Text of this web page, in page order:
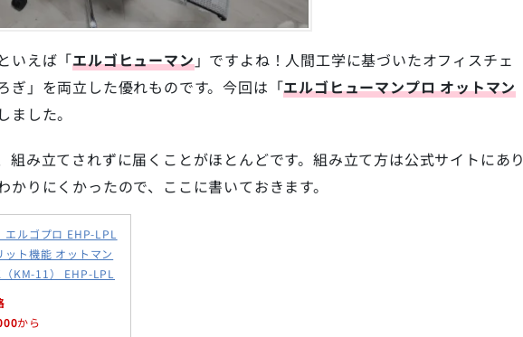
いえば「エルゴヒューマン」ですよね！人間工学に基づいたオフィスチェ
ぎ」を両立した優れものです。今回は「エルゴヒューマンプロ オットマン
ました。
組み立てされずに届くことがほとんどです。組み立て方は公式サイトにあり
かりにくかったので、ここに書いておきます。
エルゴプロ EHP-LPL
ット機能 オットマン
KM-11） EHP-LPL
から